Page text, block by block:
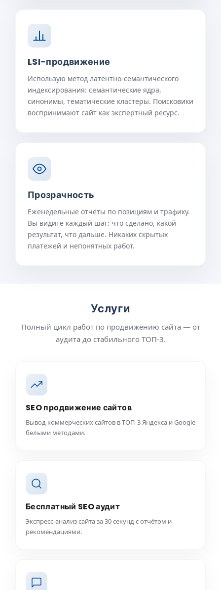
LSI-продвижение
Использую метод латентно-семантического
индексирования: семантические ядра,
синонимы, тематические кластеры. Поисковики
воспринимают сайт как экспертный ресурс.
Прозрачность
Еженедельные отчёты по позициям и трафику.
Вы видите каждый шаг: что сделано, какой
результат, что дальше. Никаких скрытых
платежей и непонятных работ.
Услуги
Полный цикл работ по продвижению сайта — от
аудита до стабильного ТОП-3.
SEO продвижение сайтов
Вывод коммерческих сайтов в ТОП-3 Яндекса и Google
белыми методами.
Бесплатный SEO аудит
Экспресс-анализ сайта за 30 секунд с отчётом и
рекомендациями.